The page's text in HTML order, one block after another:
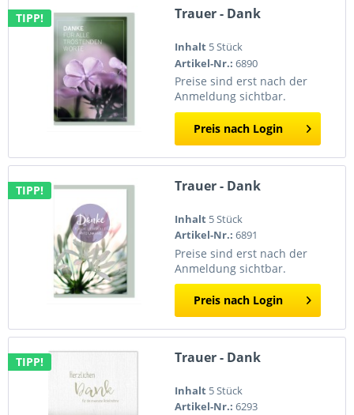
TIPP! Trauer - Dank
Inhalt 5 Stück
Artikel-Nr.: 6890
Preise sind erst nach der
Anmeldung sichtbar.
Preis nach Login
TIPP! Trauer - Dank
Inhalt 5 Stück
Artikel-Nr.: 6891
Preise sind erst nach der
Anmeldung sichtbar.
Preis nach Login
TIPP! Trauer - Dank
Inhalt 5 Stück
Artikel-Nr.: 6293